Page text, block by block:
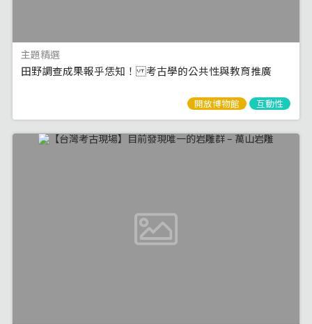
主題精選
田野調查成果報乎恁知！ 考古學的公共性與教育推廣
開放博物館 互動性